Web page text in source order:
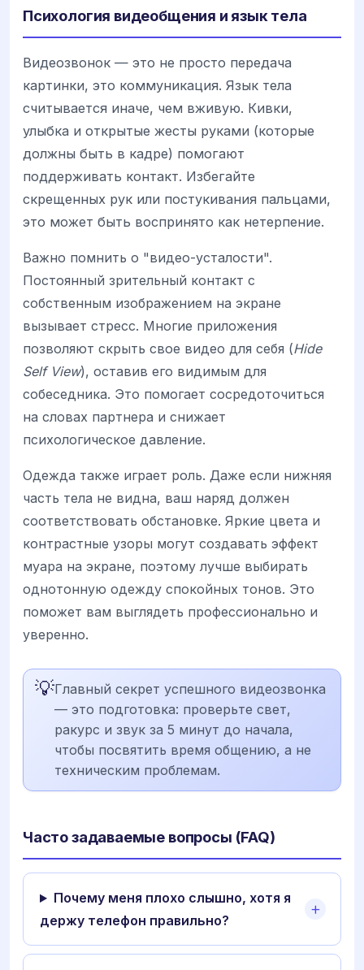
Психология видеобщения и язык тела
Видеозвонок — это не просто передача
картинки, это коммуникация. Язык тела
считывается иначе, чем вживую. Кивки,
улыбка и открытые жесты руками (которые
должны быть в кадре) помогают
поддерживать контакт. Избегайте
скрещенных рук или постукивания пальцами,
это может быть воспринято как нетерпение.
Важно помнить о "видео-усталости".
Постоянный зрительный контакт с
собственным изображением на экране
вызывает стресс. Многие приложения
позволяют скрыть свое видео для себя (Hide
Self View), оставив его видимым для
собеседника. Это помогает сосредоточиться
на словах партнера и снижает
психологическое давление.
Одежда также играет роль. Даже если нижняя
часть тела не видна, ваш наряд должен
соответствовать обстановке. Яркие цвета и
контрастные узоры могут создавать эффект
муара на экране, поэтому лучше выбирать
однотонную одежду спокойных тонов. Это
поможет вам выглядеть профессионально и
уверенно.
💡Главный секрет успешного видеозвонка
— это подготовка: проверьте свет,
ракурс и звук за 5 минут до начала,
чтобы посвятить время общению, а не
техническим проблемам.
Часто задаваемые вопросы (FAQ)
Почему меня плохо слышно, хотя я
держу телефон правильно?